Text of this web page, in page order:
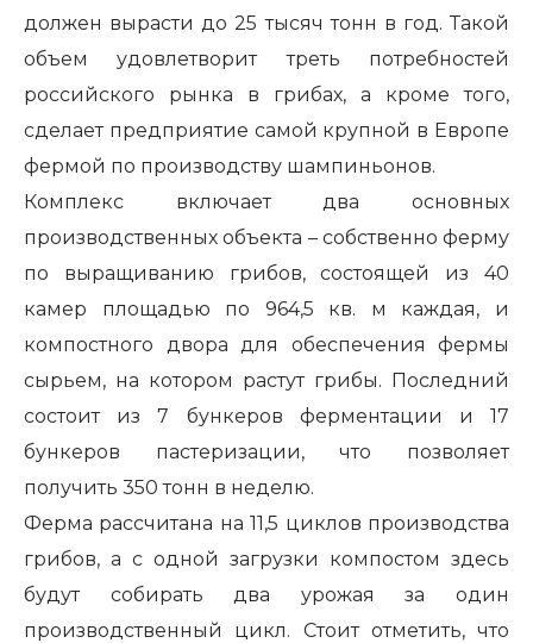
должен вырасти до 25 тысяч тонн в год. Такой
объем удовлетворит треть потребностей
российского рынка в грибах, а кроме того,
сделает предприятие самой крупной в Европе
фермой по производству шампиньонов.
Комплекс включает два основных
производственных объекта – собственно ферму
по выращиванию грибов, состоящей из 40
камер площадью по 964,5 кв. м каждая, и
компостного двора для обеспечения фермы
сырьем, на котором растут грибы. Последний
состоит из 7 бункеров ферментации и 17
бункеров пастеризации, что позволяет
получить 350 тонн в неделю.
Ферма рассчитана на 11,5 циклов производства
грибов, а с одной загрузки компостом здесь
будут собирать два урожая за один
производственный цикл. Стоит отметить, что